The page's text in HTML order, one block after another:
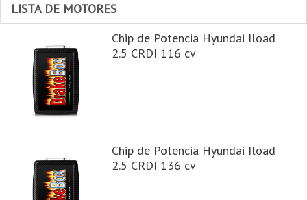
LISTA DE MOTORES
Chip de Potencia Hyundai Iload
2.5 CRDI 116 cv
Chip de Potencia Hyundai Iload
2.5 CRDI 136 cv